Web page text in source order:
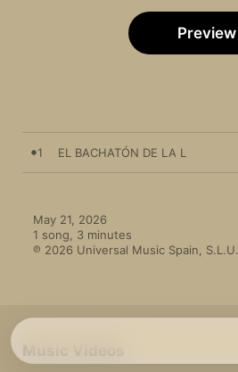
Preview
1 EL BACHATÓN DE LA L
May 21, 2026
1 song, 3 minutes
℗ 2026 Universal Music Spain, S.L.U.
Music Videos